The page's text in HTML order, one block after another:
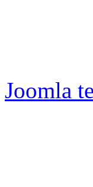
Joomla